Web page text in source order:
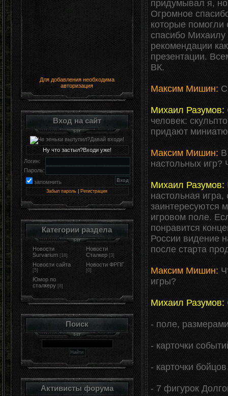
Для добавления необходима
авторизация
Вход на сайт
Ну что застыл?Входи уже!
Логин:
Пароль:
запомнить
Забыл пароль Регистрация
Категории раздела
Новости
Survarium [18]
Новости
Сталкер [3]
Новости сайта
[5]
Новости ФРПГ
[0]
Юмор по
сталкеру [8]
Поиск
Активисты форума
придумывал я,
Огромное
которые
спасибо Михаилу
рекомендации
презентации.
ВК.
Максим Мишин:
Михаил Разумов:
человек:
придают
Максим Мишин: В
настольных
Михаил Разумов:
настольная
заинтересуются
игровом поле.
понравится
России видение
после старта
Максим Мишин:
игры?
Михаил Разумов:
- поле,
- карточки
- карточки
- 7 фигурок